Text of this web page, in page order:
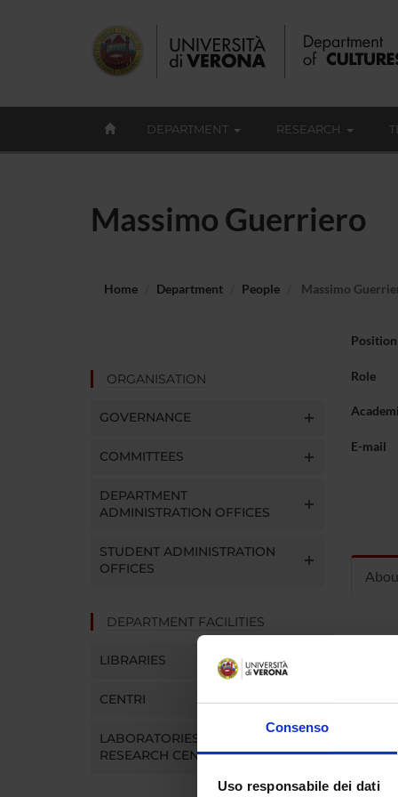
Consenso
Uso responsabile dei dati
DEPARTMENT RESEARCH
Massimo Guerriero
Home Department People Massimo
ORGANISATION
GOVERNANCE
COMMITTEES
DEPARTMENT
ADMINISTRATION OFFICES
STUDENT ADMINISTRATION
OFFICES
DEPARTMENT FACILITIES
LIBRARIES
CENTRI
LABORATORIES AND
RESEARCH CENTRES
Position
Role
E-mail